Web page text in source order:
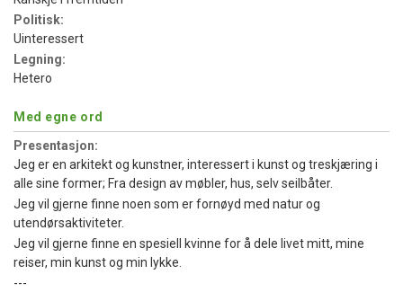
Politisk:
Uinteressert
Legning:
Hetero
Med egne ord
Presentasjon:
Jeg er en arkitekt og kunstner, interessert i kunst og treskjæring i
alle sine former; Fra design av møbler, hus, selv seilbåter.
Jeg vil gjerne finne noen som er fornøyd med natur og
utendørsaktiviteter.
Jeg vil gjerne finne en spesiell kvinne for å dele livet mitt, mine
reiser, min kunst og min lykke.
---